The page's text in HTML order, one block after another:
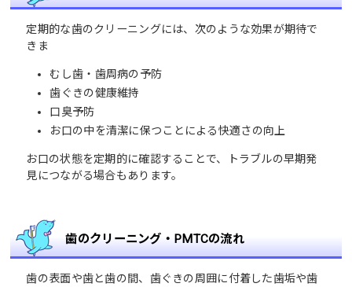
定期的な歯のクリーニングには、次のような効果が期待で
きま
むし歯・歯周病の予防
歯ぐきの健康維持
口臭予防
お口の中を清潔に保つことによる快適さの向上
お口の状態を定期的に確認することで、トラブルの早期発
見につながる場合もあります。
歯のクリーニング・PMTCの流れ
歯の表面や歯と歯の間、歯ぐきの周囲に付着した歯垢や歯